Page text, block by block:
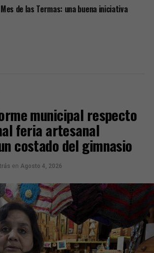
Mes de las Termas: una buena iniciativa
municipal respecto
feria artesanal
costado del gimnasio
en Agosto 4, 2026